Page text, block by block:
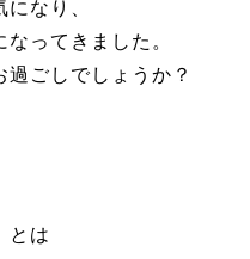
なり、
ってきました。
過ごしでしょうか？
とは